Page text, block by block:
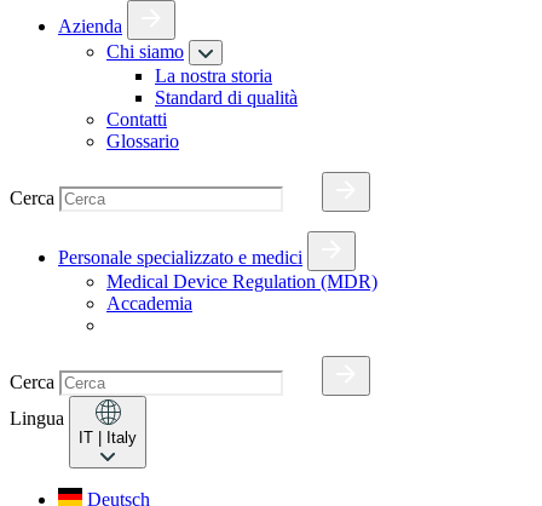
Azienda
Chi siamo
La nostra storia
Standard di qualità
Contatti
Glossario
Cerca
Personale specializzato e medici
Medical Device Regulation (MDR)
Accademia
Cerca
Lingua
IT | Italy
Deutsch